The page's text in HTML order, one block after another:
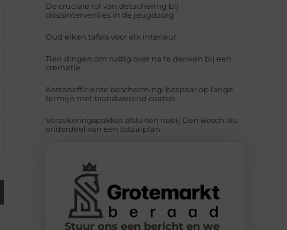
De cruciale rol van detachering bij
crisisinterventies in de jeugdzorg
Oud eiken tafels voor elk interieur
Tien dingen om rustig over na te denken bij een
crematie
Kostenefficiënte bescherming: bespaar op lange
termijn met brandwerend coaten
Verzekeringspakket afsluiten nabij Den Bosch als
onderdeel van een totaalplan
Stuur ons een bericht en we